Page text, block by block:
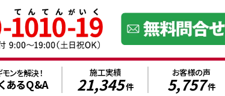
モンを解決！
あるQ&A
施工実績
21,345件
お客様の声
5,757件